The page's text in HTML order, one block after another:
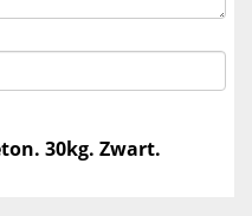
30kg. Zwart.